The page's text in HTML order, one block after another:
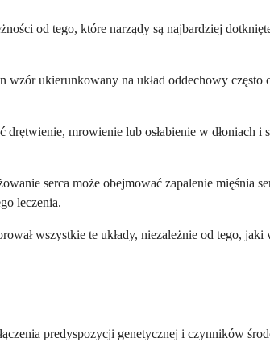
od tego, które narządy są najbardziej
wzór ukierunkowany na układ oddechowy
mrowienie lub osłabienie w dłoniach i
serca może obejmować zapalenie mięśnia
leczenia.
wszystkie te układy, niezależnie od tego,
predyspozycji genetycznej i czynników